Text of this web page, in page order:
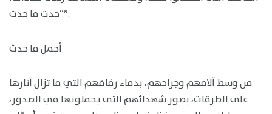
“حدث ما حدث”.
أجمل ما حدث
من وسط آلامهم وجراحهم، بدماء رفاقهم التي ما تزال آثارها
على الطرقات، بصور شهدائهم التي يحملونها في الصدور،